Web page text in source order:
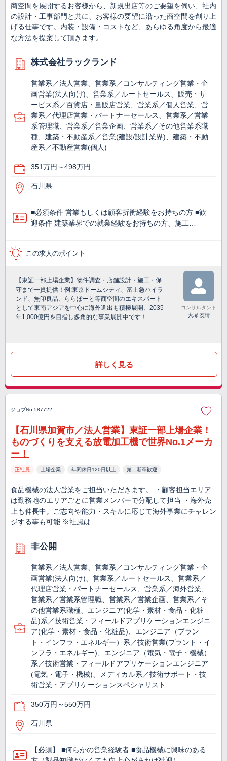
商空間を展開するお客様から、新規出店等のご要望を伺い、社内
の設計・工事部門と共に、お客様の要望に沿った商空間を創り上
げる仕事です。内装・設備・コストなど、あらゆる角度から最適
な方法を提案して頂きます。…
株式会社ラックランド
営業系／法人営業、営業系／コンサルティング営業・企
画営業(法人向け)、営業系／ルートセールス、販売・サ
ービス系／百貨店・量販店営業、営業系／個人営業、営
業系／代理店営業・パートナーセールス、営業系／営業
系管理職、営業系／営業企画、営業系／その他営業系職
種、建築・不動産系／営業(建設/設計業界)、建築・不動
産系／不動産営業(個人)
351万円～498万円
石川県
■必須条件 営業もしくは顧客折衝経験をお持ちの方 ■歓
迎条件 建築業界での就業経験をお持ちの方、施工…
この求人のポイント
【東証一部上場企業】物件調査・店舗設計・施工・保
守まで一貫提供！例:東京ドームシティ、富士急ハイラ
ンド、無印良品、ららぽーと等商空間のエキスパート
として東南アジアを中心に海外進出も積極展開、2035
年1,000億円を目指し多角的な事業展開中です！
コンサルタント
大塚 友晴
詳しく見る
ジョブNo.587722
【石川県加賀市／法人営業】東証一部上場企業！
ものづくりを支える放電加工機で世界No.1メーカ
ー！
正社員 上場企業 年間休日120日以上 第二新卒歓迎
食品機械の法人営業をご担当いただきます。 ・顧客担当エリア
は勤務地のエリアごとに営業メンバーで分配して担当 ・海外売
上も伸長中。ご志向や能力・スキルに応じて海外事業にチャレン
ジする事も可能 ※社風は…
非公開
営業系／法人営業、営業系／コンサルティング営業・企
画営業(法人向け)、営業系／ルートセールス、営業系／
代理店営業・パートナーセールス、営業系／海外営業、
営業系／営業系管理職、営業系／営業企画、営業系／そ
の他営業系職種、エンジニア(化学・素材・食品・化粧
品)系／技術営業・フィールドアプリケーションエンジニ
ア(化学・素材・食品・化粧品)、エンジニア（プラン
ト・インフラ・エネルギー）系／技術営業(プラント・イ
ンフラ・エネルギー)、エンジニア（電気・電子・機械）
系／技術営業・フィールドアプリケーションエンジニア
(電気・電子・機械)、メディカル系／技術サポート・技
術営業・アプリケーションスペシャリスト
350万円～550万円
石川県
【必須】 ■何らかの営業経験者 ■食品機械に興味のある